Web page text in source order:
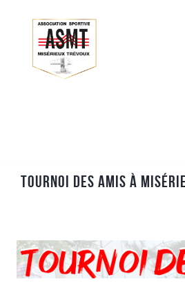
Tournoi des amis à